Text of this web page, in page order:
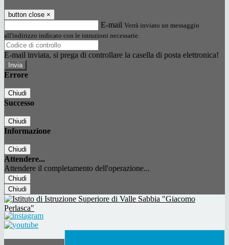
button close ×
E-mail Verrà inviato un messaggio
all'indirizzo indicato con le istruzioni necessarie.
E-mail inviata, si prega di controllare la casella di posta elettronica!
Errore
Chiudi
Successo
Chiudi
Informazione
Chiudi
Attendere...
Attendere il completamento dell'operazione...
Chiudi
Chiudi